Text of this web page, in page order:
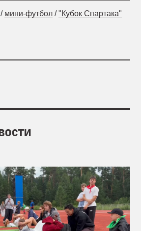
/ мини-футбол /"Кубок Спартака"